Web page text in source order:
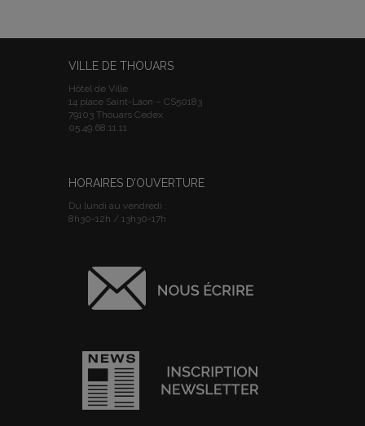
VILLE DE THOUARS
Hôtel de Ville
14 place Saint-Laon – CS50183
79103 Thouars Cedex
05.49.68.11.11
HORAIRES D’OUVERTURE
Du lundi au vendredi :
8h30-12h / 13h30-17h